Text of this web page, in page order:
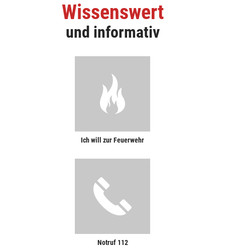
Wissenswert
und informativ
Ich will zur Feuerwehr
Notruf 112